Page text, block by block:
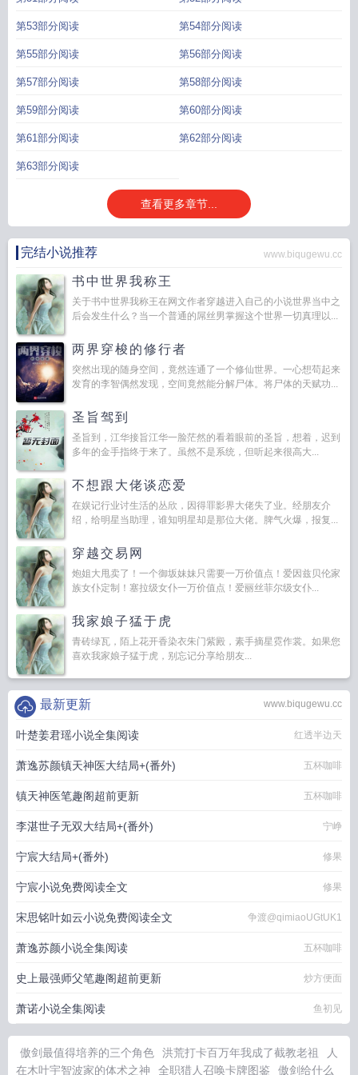
第53部分阅读 第54部分阅读
第55部分阅读 第56部分阅读
第57部分阅读 第58部分阅读
第59部分阅读 第60部分阅读
第61部分阅读 第62部分阅读
第63部分阅读
查看更多章节...
完结小说推荐 www.biqugewu.cc
书中世界我称王
关于书中世界我称王在网文作者穿越进入自己的小说世界当中之
后会发生什么？当一个普通的屌丝男掌握这个世界一切真理以...
两界穿梭的修行者
突然出现的随身空间，竟然连通了一个修仙世界。一心想苟起来
发育的李智偶然发现，空间竟然能分解尸体。将尸体的天赋功...
圣旨驾到
圣旨到，江华接旨江华一脸茫然的看着眼前的圣旨，想着，迟到
多年的金手指终于来了。虽然不是系统，但听起来很高大...
不想跟大佬谈恋爱
在娱记行业讨生活的丛欣，因得罪影界大佬失了业。经朋友介
绍，给明星当助理，谁知明星却是那位大佬。脾气火爆，报复...
穿越交易网
炮姐大甩卖了！一个御坂妹妹只需要一万价值点！爱因兹贝伦家
族女仆定制！塞拉级女仆一万价值点！爱丽丝菲尔级女仆...
我家娘子猛于虎
青砖绿瓦，陌上花开香染衣朱门紫殿，素手摘星霓作裳。如果您
喜欢我家娘子猛于虎，别忘记分享给朋友...
www.biqugewu.cc
最新更新
叶楚姜君瑶小说全集阅读 红透半边天
萧逸苏颜镇天神医大结局+(番外) 五杯咖啡
镇天神医笔趣阁超前更新 五杯咖啡
李湛世子无双大结局+(番外) 宁峥
宁宸大结局+(番外) 修果
宁宸小说免费阅读全文 修果
宋思铭叶如云小说免费阅读全文 争渡@qimiaoUGtUK1
萧逸苏颜小说全集阅读 五杯咖啡
史上最强师父笔趣阁超前更新 炒方便面
萧诺小说全集阅读 鱼初见
傲剑最值得培养的三个角色 洪荒打卡百万年我成了截教老祖
人
在木叶宇智波家的体术之神
全职猎人召唤卡牌图鉴 傲剑给什么